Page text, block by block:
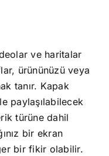
ve haritalar
ürününüzü veya
tanır. Kapak
paylaşılabilecek
türüne dahil
bir ekran
bir fikir olabilir.